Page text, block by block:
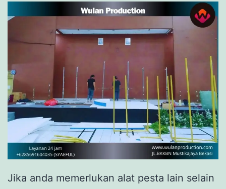
Jika anda memerlukan alat pesta lain selain